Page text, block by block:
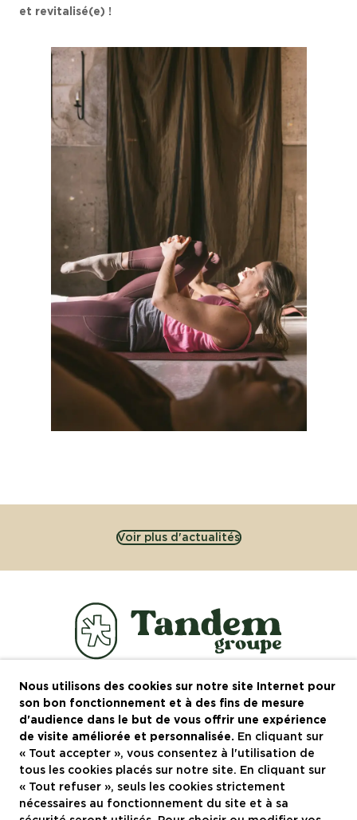
et revitalisé(e) !
Voir plus d'actualités
Le groupe
Recrutement
Actualités
Contactez-nous
Restaurants à Montpellier
Nous utilisons des cookies sur notre site Internet pour
son bon fonctionnement et à des fins de mesure
d'audience dans le but de vous offrir une expérience
de visite améliorée et personnalisée. En cliquant sur
« Tout accepter », vous consentez à l'utilisation de
tous les cookies placés sur notre site. En cliquant sur
« Tout refuser », seuls les cookies strictement
nécessaires au fonctionnement du site et à sa